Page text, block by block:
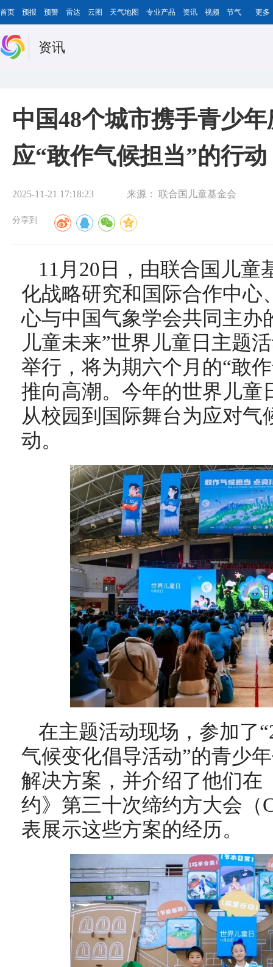
首页 预报 预警 雷达 云图 天气地图 专业产品 资讯 视频 节气 更多
资讯
中国48个城市携手青少
应“敢作气候担当”的行动
2025-11-21 17:18:23 来源： 联合国儿童基金会
分享到
11月20日，由联合国儿童
化战略研究和国际合作中心
心与中国气象学会共同主办
儿童未来”世界儿童日主题
举行，将为期六个月的“敢
推向高潮。今年的世界儿童
从校园到国际舞台为应对气
动。
在主题活动现场，参加了
气候变化倡导活动”的青少
解决方案，并介绍了他们在
约》第三十次缔约方大会（
表展示这些方案的经历。